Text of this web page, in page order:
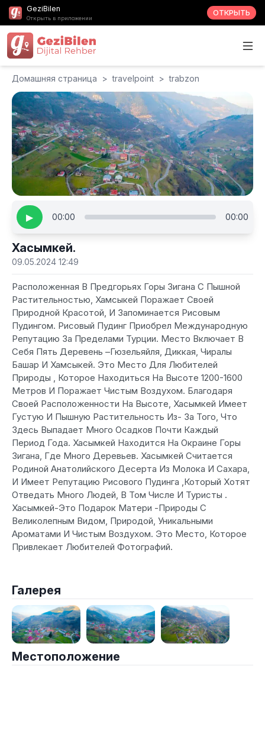
GeziBilen
Открыть в приложении
ОТКРЫТЬ
Домашняя страница > travelpoint > trabzon
▶ 00:00 00:00
Хасымкей.
09.05.2024 12:49
Расположенная В Предгорьях Горы Зигана С Пышной
Растительностью, Хамсыкей Поражает Своей
Природной Красотой, И Запоминается Рисовым
Пудингом. Рисовый Пудинг Приобрел Международную
Репутацию За Пределами Турции. Место Включает В
Себя Пять Деревень –Гюзельяйля, Диккая, Чиралы
Башар И Хамсыкей. Это Место Для Любителей
Природы , Которое Находиться На Высоте 1200-1600
Метров И Поражает Чистым Воздухом. Благодаря
Своей Расположенности На Высоте, Хасымкей Имеет
Густую И Пышную Растительность Из- За Того, Что
Здесь Выпадает Много Осадков Почти Каждый
Период Года. Хасымкей Находится На Окраине Горы
Зигана, Где Много Деревьев. Хасымкей Считается
Родиной Анатолийского Десерта Из Молока И Сахара,
И Имеет Репутацию Рисового Пудинга ,Который Хотят
Отведать Много Людей, В Том Числе И Туристы .
Хасымкей-Это Подарок Матери -Природы С
Великолепным Видом, Природой, Уникальными
Ароматами И Чистым Воздухом. Это Место, Которое
Привлекает Любителей Фотографий.
Галерея
Местоположение